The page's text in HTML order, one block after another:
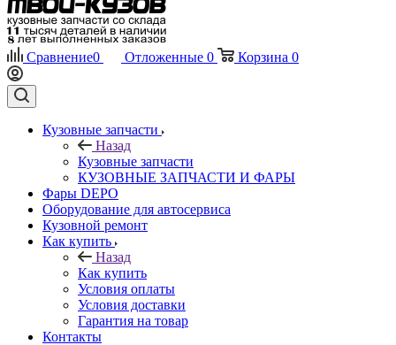
Сравнение0 Отложенные 0 Корзина 0
Кузовные запчасти
Назад
Кузовные запчасти
КУЗОВНЫЕ ЗАПЧАСТИ И ФАРЫ
Фары DEPO
Оборудование для автосервиса
Кузовной ремонт
Как купить
Назад
Как купить
Условия оплаты
Условия доставки
Гарантия на товар
Контакты